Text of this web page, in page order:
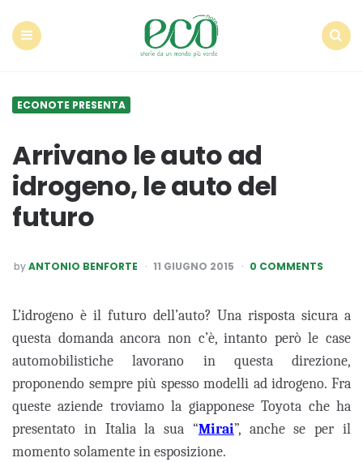
ECONOTE PRESENTA
Arrivano le auto ad
idrogeno, le auto del
futuro
POSTED
BY
byANTONIO BENFORTE 11 GIUGNO 2015 0 COMMENTS
L’idrogeno è il futuro dell’auto? Una risposta sicura a
questa domanda ancora non c’è, intanto però le case
automobilistiche lavorano in questa direzione,
proponendo sempre più spesso modelli ad idrogeno. Fra
queste aziende troviamo la giapponese Toyota che ha
presentato in Italia la sua “Mirai”, anche se per il
momento solamente in esposizione.